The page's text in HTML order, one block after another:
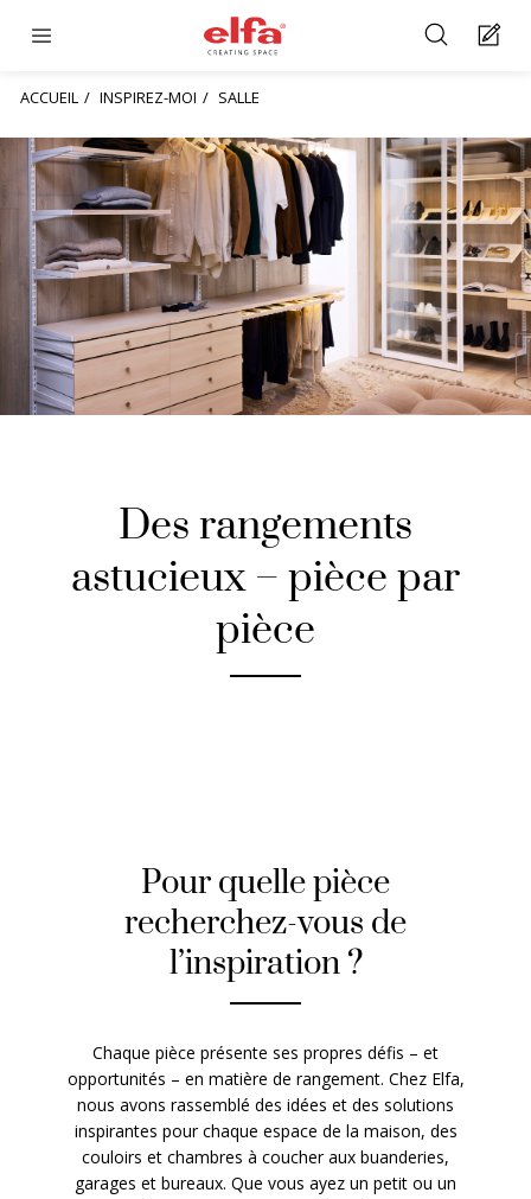
ACCUEIL INSPIREZ-MOI SALLE
Des rangements
astucieux – pièce par
pièce
Pour quelle pièce
recherchez-vous de
l’inspiration ?
Chaque pièce présente ses propres défis – et
opportunités – en matière de rangement. Chez Elfa,
nous avons rassemblé des idées et des solutions
inspirantes pour chaque espace de la maison, des
couloirs et chambres à coucher aux buanderies,
garages et bureaux. Que vous ayez un petit ou un